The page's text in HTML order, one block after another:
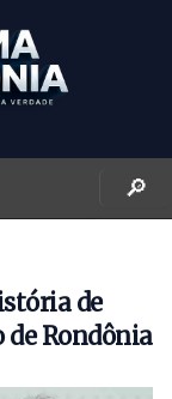
🔎
de
Rondônia